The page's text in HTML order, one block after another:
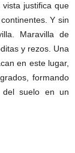
justifica que
Y sin
Maravilla de
y rezos. Una
en este lugar,
formando
del suelo en un